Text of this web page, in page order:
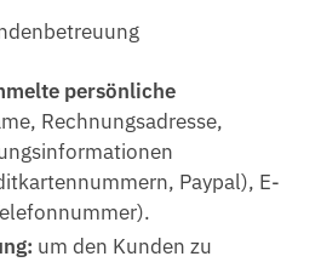
persönliche
Rechnungsadresse,
Paypal), E-
um den Kunden zu